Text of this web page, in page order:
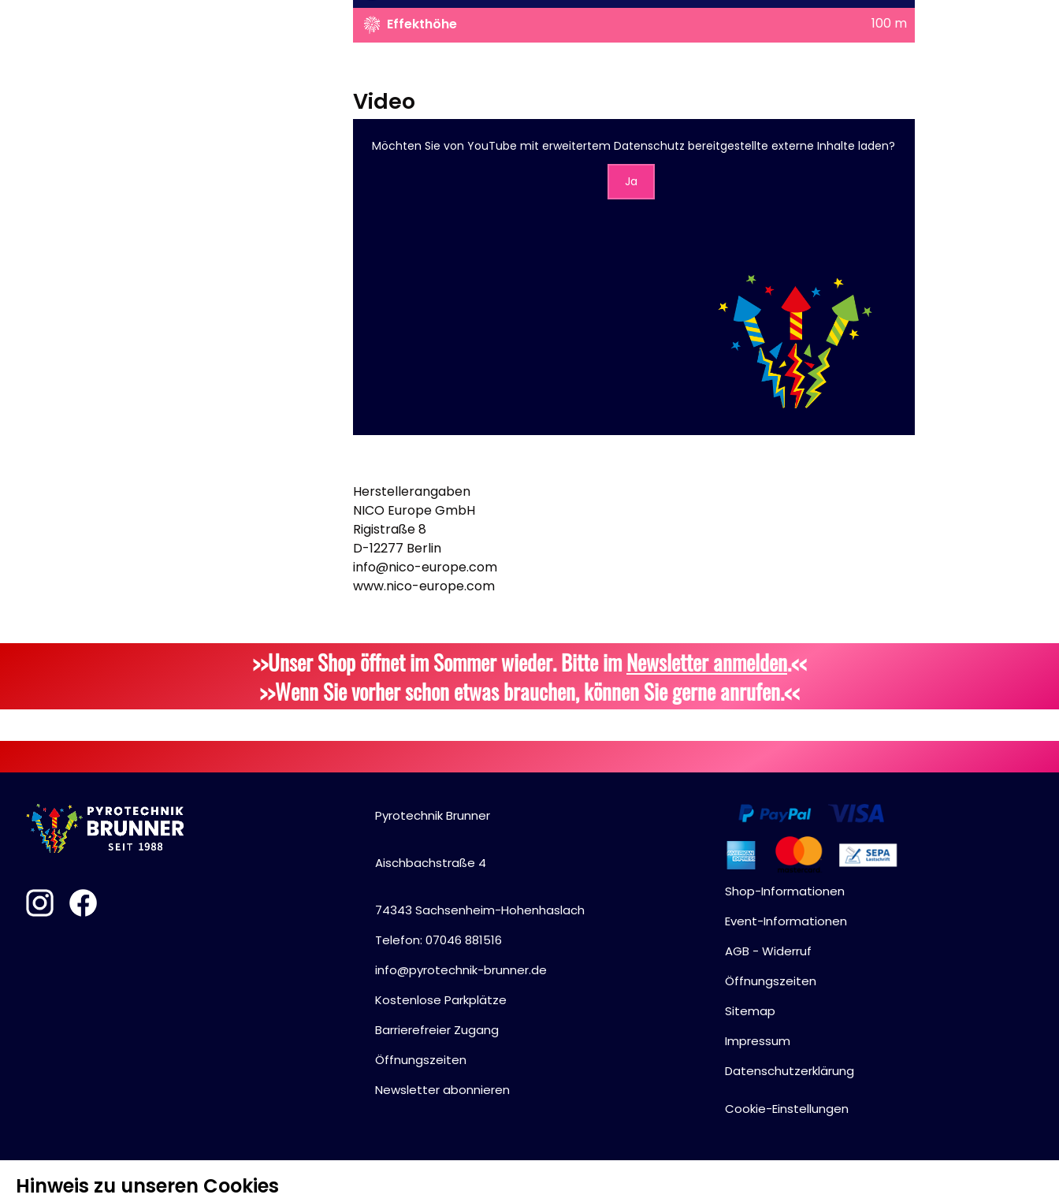
Effekthöhe
100 m
Video
Möchten Sie vonYouTube mit erweitertem Datenschutz bereitgestellte externe Inhalte laden?
Ja
Herstellerangaben
NICO Europe GmbH
Rigistraße 8
D-12277 Berlin
info@nico-europe.com
www.nico-europe.com
>>Unser Shop öffnet im Sommer wieder. Bitte imNewsletter anmelden.<<
>>Wenn Sie vorher schon etwas brauchen, können Sie gerne anrufen.<<
Pyrotechnik Brunner
Aischbachstraße 4
74343 Sachsenheim-Hohenhaslach
Telefon: 07046 881516
info@pyrotechnik-brunner.de
Kostenlose Parkplätze
Barrierefreier Zugang
Öffnungszeiten
Newsletter abonnieren
Shop-Informationen
Event-Informationen
AGB - Widerruf
Öffnungszeiten
Sitemap
Impressum
Datenschutzerklärung
Cookie-Einstellungen
Hinweis zu unseren Cookies